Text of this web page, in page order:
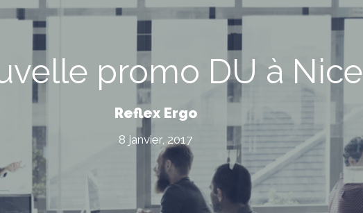
promo DU à Nice
Reflex Ergo
8 janvier, 2017